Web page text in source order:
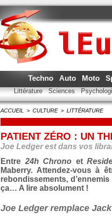
Techno Auto Moto
Littérature Sciences
ACCUEIL > CULTURE > LITTÉRATURE
PATIENT ZÉRO : UN
Joe Ledger est dans vos
Entre 24h Chrono et
Maberry. Attendez-vous à
rebondissements,
ça… A lire absolument !
Joe Ledger remplace